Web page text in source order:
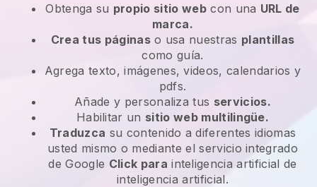
Obtenga su propio sitio webcon una URL de
marca.
Crea tus páginaso usa nuestras plantillas
como guía.
Agrega texto, imágenes, videos, calendarios y
pdfs.
Añade y personaliza tus servicios.
Habilitar un sitio web multilingüe.
Traduzca su contenido a diferentes idiomas
usted mismo o mediante el servicio integrado
de Google Click para inteligencia artificial de
inteligencia artificial.